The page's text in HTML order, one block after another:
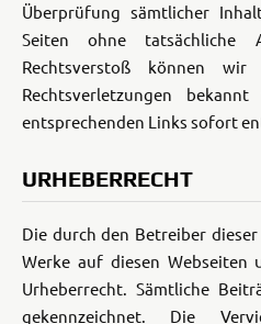
Überprüfung sämtlicher
Seiten ohne tatsächliche
Rechtsverstoß können
Rechtsverletzungen
entsprechenden Links sofort
URHEBERRECHT
Die durch den Betreiber
Werke auf diesen Webseiten
Urheberrecht. Sämtliche
gekennzeichnet. Die